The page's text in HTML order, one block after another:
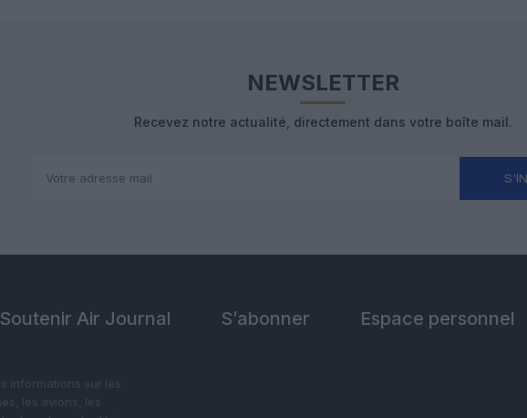
NEWSLETTER
Recevez notre actualité, directement dans votre boîte mail.
Soutenir Air Journal S’abonner Espace personnel